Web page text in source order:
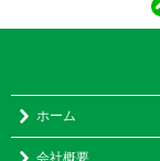
ホーム